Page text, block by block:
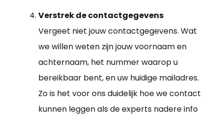
Verstrek de contactgegevens
Vergeet niet jouw contactgegevens. Wat
we willen weten zijn jouw voornaam en
achternaam, het nummer waarop u
bereikbaar bent, en uw huidige mailadres.
Zo is het voor ons duidelijk hoe we contact
kunnen leggen als de experts nadere info